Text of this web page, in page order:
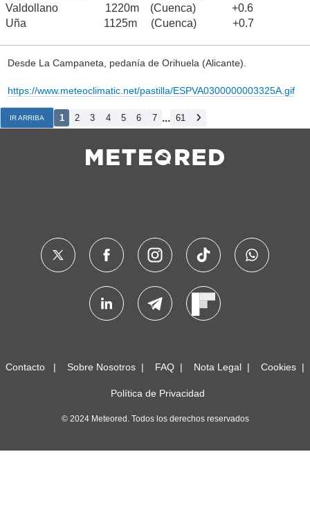
Valdollano 1220m (Cuenca) +0.6
Uña 1125m (Cuenca) +0.7
Desde La Campaneta, pedanía de Orihuela (Alicante).
https://www.meteoclimatic.net/pastilla/ESPVA0300000003325A.gif
IR ARRIBA 1 2 3 4 5 6 7 ... 61
Contacto Sobre Nosotros FAQ Nota Legal Cookies
Política de Privacidad
© 2024 Meteored. Todos los derechos reservados